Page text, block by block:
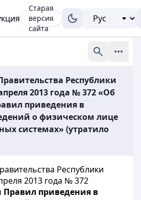
Старая
версия
сайта
Республики
2013 года № 372 «Об
приведения в
о физическом лице
системах» (утратило
Республики
2013 года № 372
приведения в